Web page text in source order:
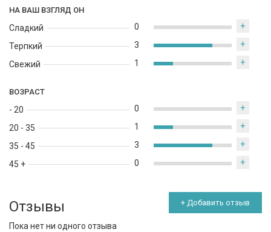
НА ВАШ ВЗГЛЯД ОН
Сладкий
Терпкий
Свежий
0 +
3 +
1 +
ВОЗРАСТ
- 20
20 - 35
35 - 45
45 +
0 +
1 +
3 +
0 +
Отзывы + Добавить отзыв
Пока нет ни одного отзыва